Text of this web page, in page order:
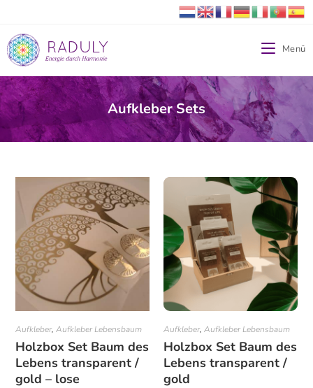
Menü
Aufkleber Sets
Aufkleber,Aufkleber Lebensbaum
Holzbox Set Baum des
Lebens transparent /
gold – lose
Aufkleber, Aufkleber Lebensbaum
Holzbox Set Baum des
Lebens transparent /
gold